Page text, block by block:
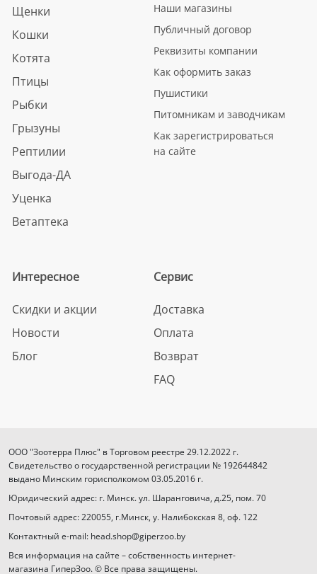
Щенки
Кошки
Котята
Птицы
Рыбки
Грызуны
Рептилии
Выгода-ДА
Уценка
Ветаптека
Наши магазины
Публичный договор
Реквизиты компании
Как оформить заказ
Пушистики
Питомникам и заводчикам
Как зарегистрироваться
на сайте
Интересное
Скидки и акции
Новости
Блог
Сервис
Доставка
Оплата
Возврат
FAQ
ООО "Зоотерра Плюс" в Торговом реестре 29.12.2022 г.
Свидетельство о государственной регистрации № 192644842
выдано Минским горисполкомом 03.05.2016 г.
Юридический адрес: г. Минск. ул. Шаранговича, д.25, пом. 70
Почтовый адрес: 220055, г.Минск, у. Налибокская 8, оф. 122
Контактный e-mail: head.shop@giperzoo.by
Вся информация на сайте – собственность интернет-
магазина ГиперЗоо. © Все права защищены.